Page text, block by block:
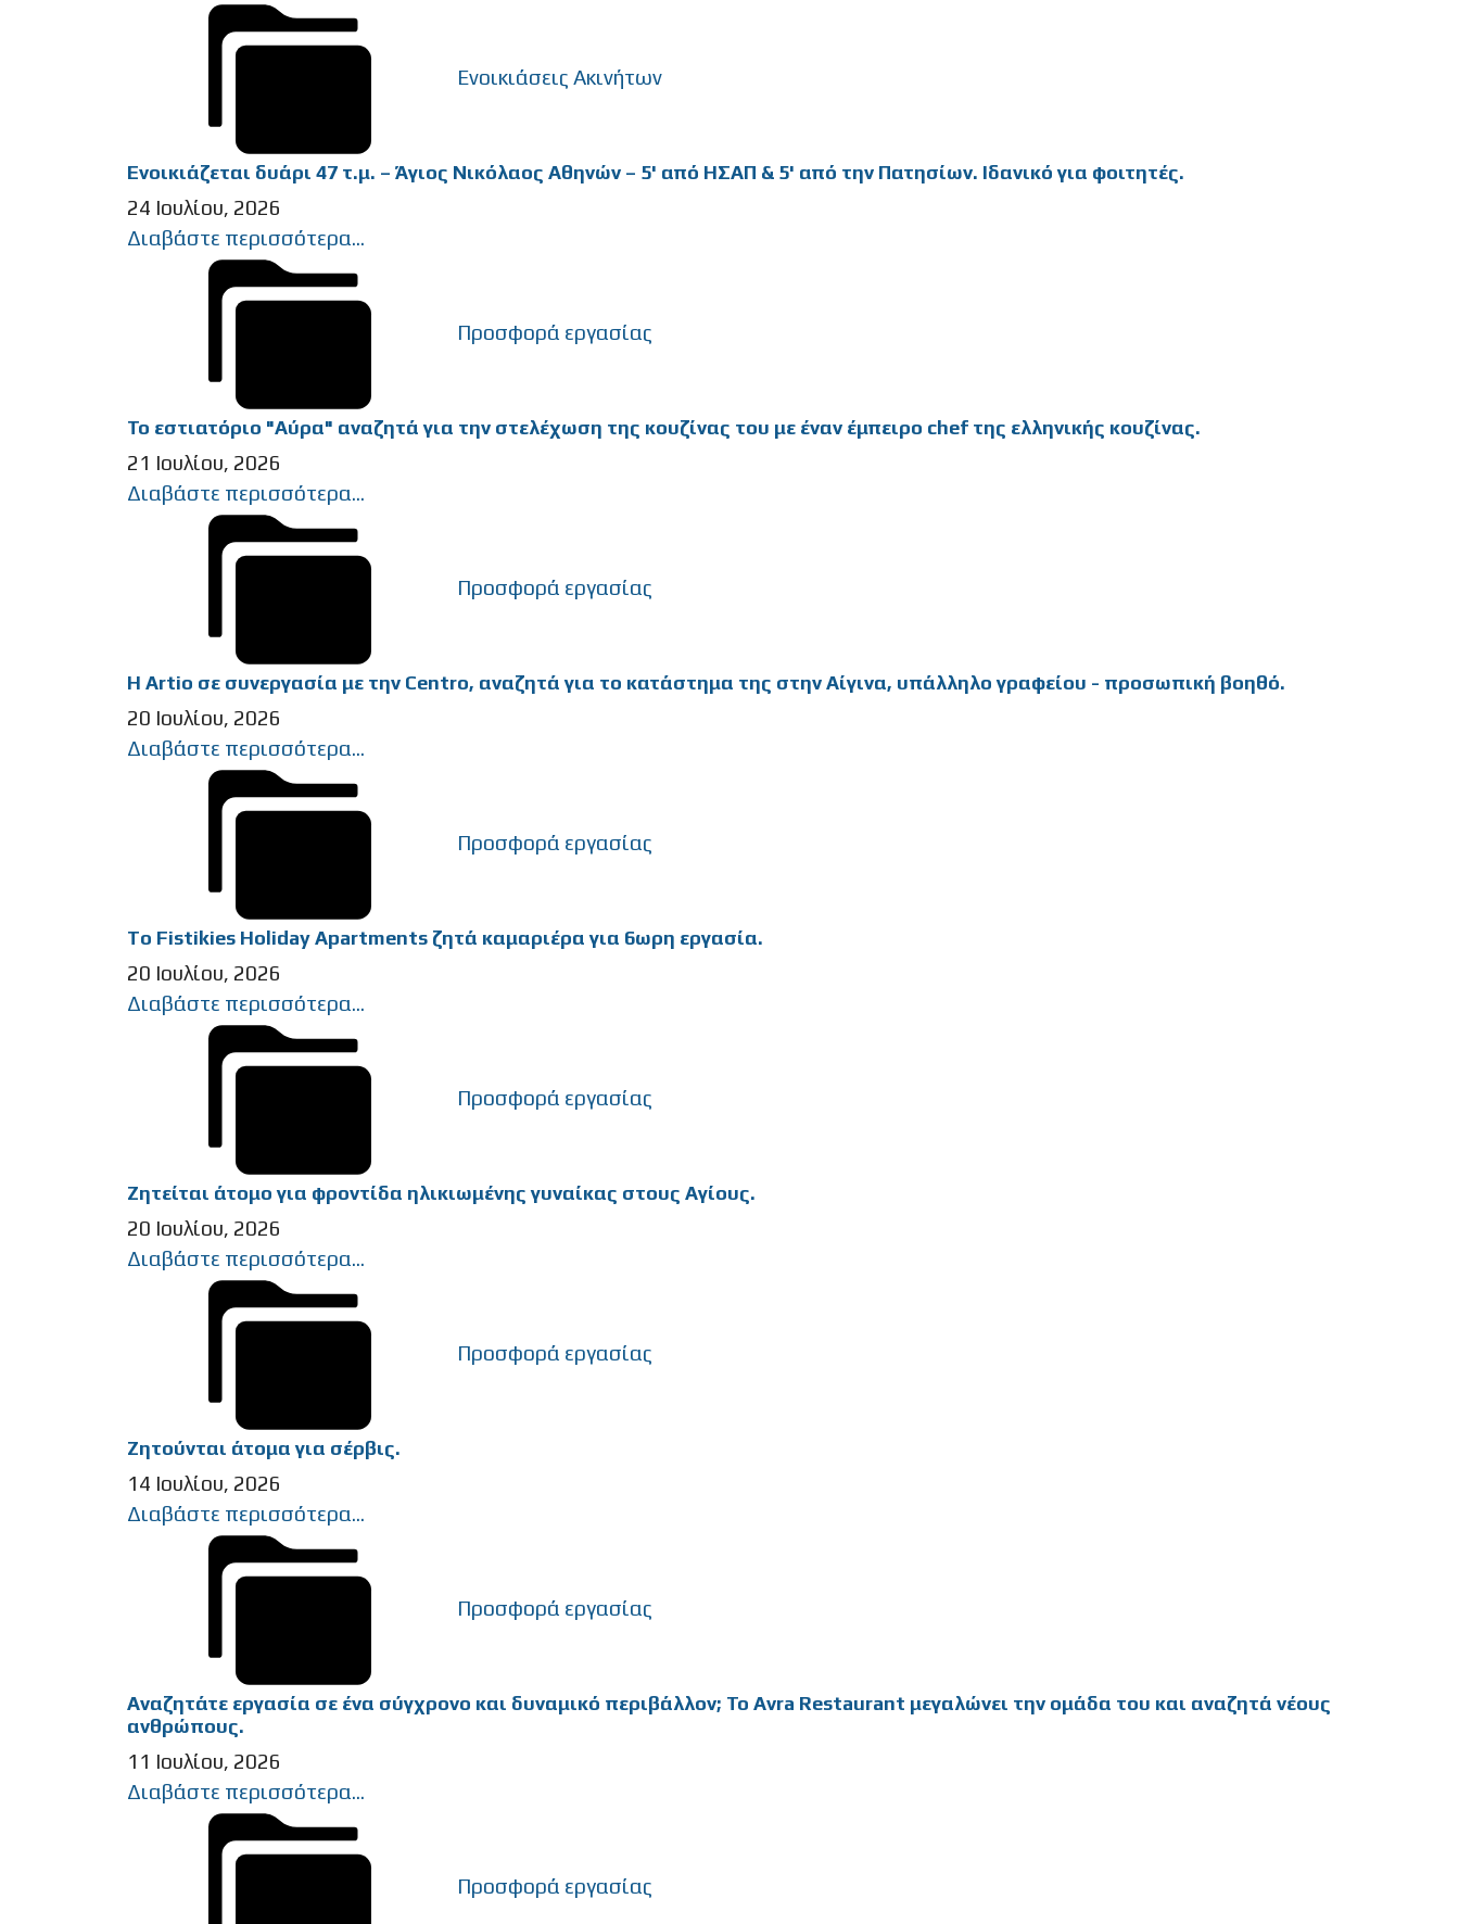
Ενοικιάσεις Ακινήτων
Ενοικιάζεται δυάρι 47 τ.μ. – Άγιος Νικόλαος Αθηνών – 5' από ΗΣΑΠ & 5' από την Πατησίων. Ιδανικό για φοιτητές.
24 Ιουλίου, 2026
Διαβάστε περισσότερα...
Προσφορά εργασίας
Το εστιατόριο "Αύρα" αναζητά για την στελέχωση της κουζίνας του με έναν έμπειρο chef της ελληνικής κουζίνας.
21 Ιουλίου, 2026
Διαβάστε περισσότερα...
Προσφορά εργασίας
Η Artio σε συνεργασία με την Centro, αναζητά για το κατάστημα της στην Αίγινα, υπάλληλο γραφείου - προσωπική βοηθό.
20 Ιουλίου, 2026
Διαβάστε περισσότερα...
Προσφορά εργασίας
To Fistikies Holiday Apartments ζητά καμαριέρα για 6ωρη εργασία.
20 Ιουλίου, 2026
Διαβάστε περισσότερα...
Προσφορά εργασίας
Ζητείται άτομο για φροντίδα ηλικιωμένης γυναίκας στους Αγίους.
20 Ιουλίου, 2026
Διαβάστε περισσότερα...
Προσφορά εργασίας
Ζητούνται άτομα για σέρβις.
14 Ιουλίου, 2026
Διαβάστε περισσότερα...
Προσφορά εργασίας
Αναζητάτε εργασία σε ένα σύγχρονο και δυναμικό περιβάλλον; Το Avra Restaurant μεγαλώνει την ομάδα του και αναζητά νέους
ανθρώπους.
11 Ιουλίου, 2026
Διαβάστε περισσότερα...
Προσφορά εργασίας